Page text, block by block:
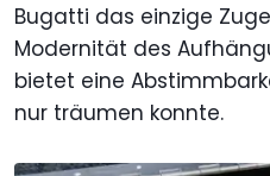
Bugatti das einzige
Modernität des
bietet eine
nur träumen konnte.